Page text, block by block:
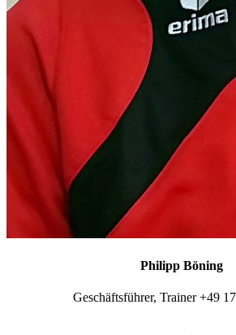
Philipp Böning
Geschäftsführer, Trainer +49